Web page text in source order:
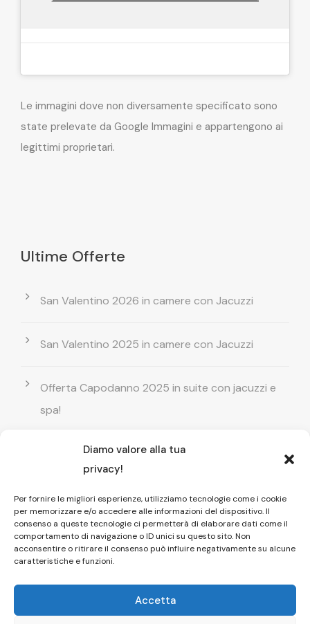
Diamo valore alla tua
privacy!
Per fornire le migliori esperienze, utilizziamo tecnologie come i cookie
per memorizzare e/o accedere alle informazioni del dispositivo. Il
consenso a queste tecnologie ci permetterà di elaborare dati come il
comportamento di navigazione o ID unici su questo sito. Non
acconsentire o ritirare il consenso può influire negativamente su alcune
caratteristiche e funzioni.
Accetta
Le immagini dove non diversamente specificato sono
state prelevate da Google Immagini e appartengono ai
legittimi proprietari.
Ultime Offerte
San Valentino 2026 in camere con Jacuzzi
San Valentino 2025 in camere con Jacuzzi
Offerta Capodanno 2025 in suite con jacuzzi e
spa!
Offerta Natale in camera con vasca
idromassaggio ! Prenota il tuo relax esclusivo
Entrata GRATUITA in Piscina esterna! Il tuo relax
di coppia